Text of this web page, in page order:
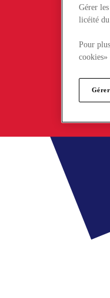
Gérer
licéité du
Pour
cookies»